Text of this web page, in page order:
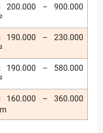
200.000 – 900.000
190.000 – 230.000
190.000 – 580.000
160.000 – 360.000